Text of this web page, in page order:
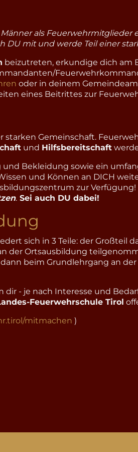
als Feuerwehrmitglieder
DU mit und werde Teil einer
beizutreten, erkundige dich am
oder in deinem
eines Beitrittes zur
starken Gemeinschaft.
und Hilfsbereitschaft
Bekleidung sowie ein
und Können an DICH
zur
. Sei auch DU dabei!
sich in 3 Teile: der Großteil
der Ortsausbildung
beim Grundlehrgang an der
dir - je nach Interesse und
Feuerwehrschule Tirol
mitmachen )